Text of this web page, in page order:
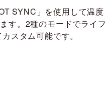
SYNC」を使用して温度
す。 2種のモードでライフ
スタム可能です。